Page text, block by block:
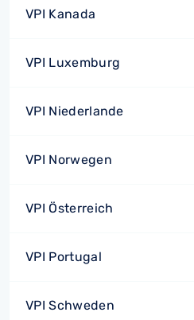
VPI Kanada
VPI Luxemburg
VPI Niederlande
VPI Norwegen
VPI Österreich
VPI Portugal
VPI Schweden